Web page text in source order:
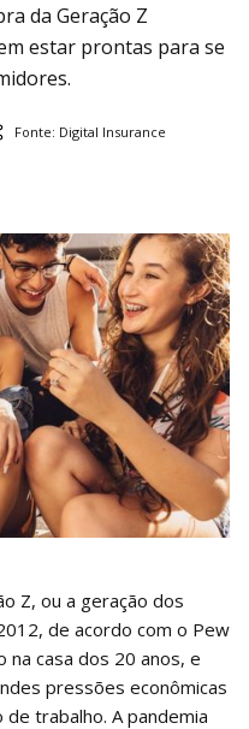
da Geração Z
estar prontas para se
Fonte: Digital Insurance
Z, ou a geração dos
de acordo com o Pew
na casa dos 20 anos, e
pressões econômicas
trabalho. A pandemia